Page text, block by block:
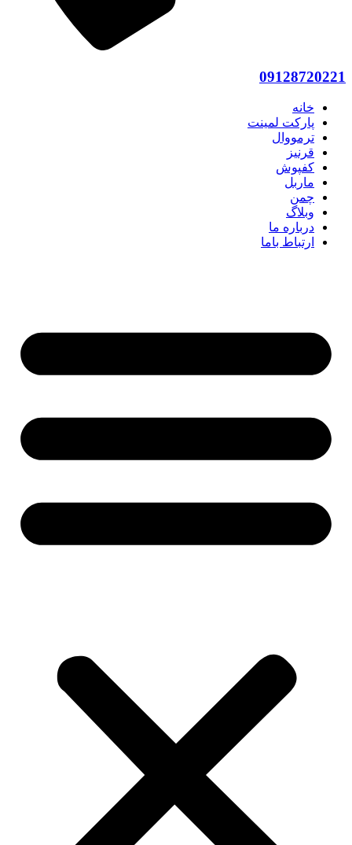
09128720221
خانه
پارکت لمینت
ترمووال
قرنیز
کفپوش
ماربل
چمن
وبلاگ
درباره ما
ارتباط باما